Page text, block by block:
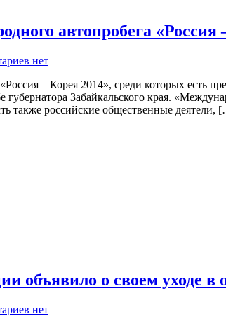
автопробега «Россия
нет
– Корея 2014», среди которых есть
губернатора Забайкальского края.
также российские общественные деятели,
объявило о своем уходе в
нет